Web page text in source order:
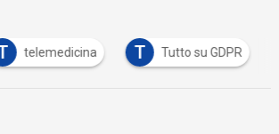
telemedicina T Tutto su GDPR